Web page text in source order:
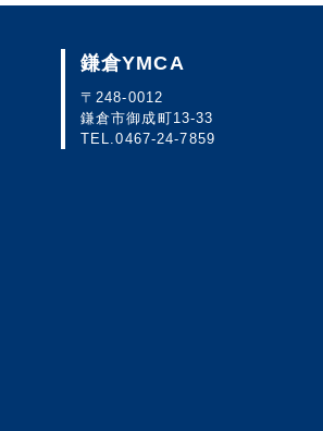
鎌倉YMCA
〒248-0012
鎌倉市御成町13-33
TEL.0467-24-7859